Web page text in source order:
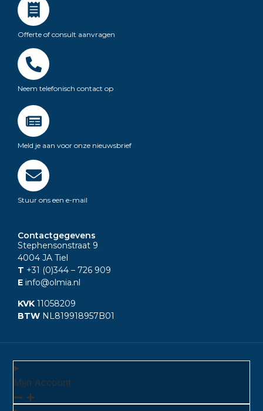
Offerte of consult aanvragen
Neem telefonisch contact op
Meld je aan voor onze nieuwsbrief
Stuur ons een e-mail
Contactgegevens
Stephensonstraat 9
4004 JA Tiel
T +31 (0)344 – 726 909
E info@olmia.nl
KVK 11058209
BTW NL819918957B01
Mijn Account